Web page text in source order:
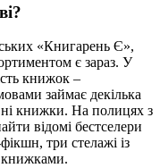
«Книгарень Є»,
є зараз. У
книжок –
займає декілька
книжки. На полицях з
відомі бестселери
три стелажі із
книжками.